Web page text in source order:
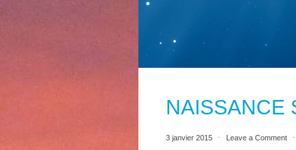
NAISSANCE
3 janvier 2015 ⋅ Leave a Comment ⋅